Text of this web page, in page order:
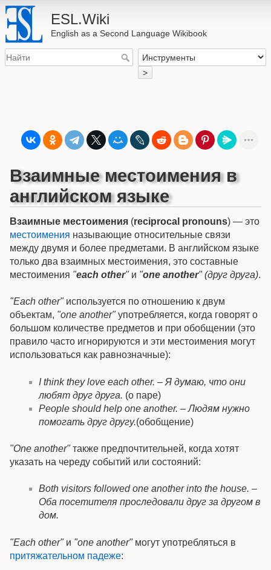
ESL.Wiki
English as a Second Language Wikibook
>
Взаимные местоимения в
английском языке
Взаимные местоимения (reciprocal pronouns) — это
местоимения называющие относительные связи
между двумя и более предметами. В английском языке
только два взаимных местоимения, это составные
местоимения "each other"и "one another" (друг друга).
"Each other"используется по отношению к двум
объектам, "one another"употребляется, когда говорят о
большом количестве предметов и при обобщении (это
правило часто игнорируются и эти местоимения могут
использоваться как равнозначные):
I think they love each other. – Я думаю, что они
любят друг друга. (о паре)
People should help one another. – Людям нужно
помогать друг другу.(обобщение)
"One another"также предпочтительней, когда хотят
указать на череду событий или состояний:
Both visitors followed one another into the house. –
Оба посетителя проследовали друг за другом в
дом.
"Each other"и "one another"могут употребляться в
притяжательном падеже: